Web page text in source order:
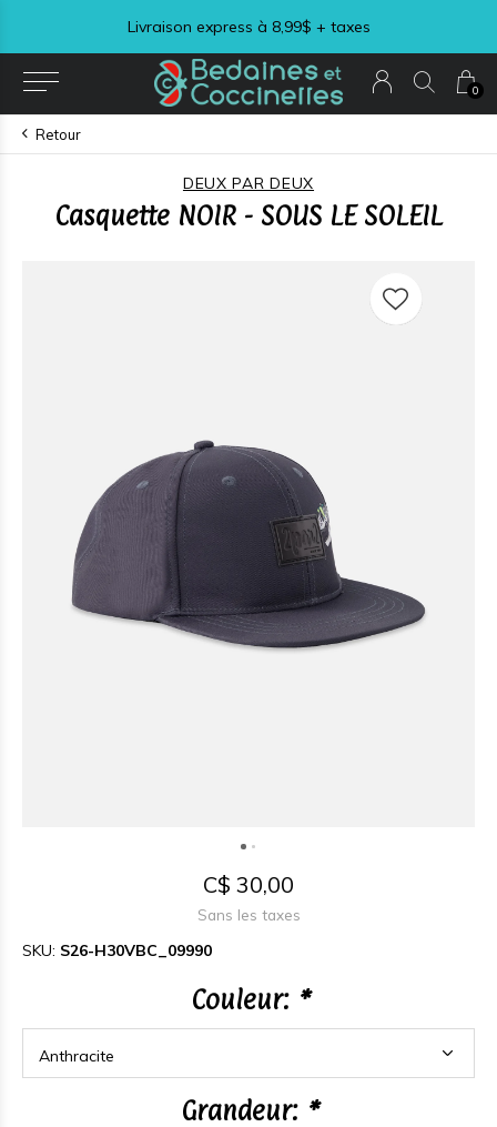
0
Livraison express à 8,99$ + taxes
Retour
DEUX PAR DEUX
Casquette NOIR - SOUS LE SOLEIL
C$ 30,00
Sans les taxes
SKU: S26-H30VBC_09990
Couleur: *
Grandeur: *